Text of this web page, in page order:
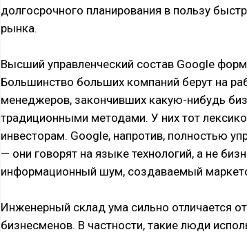
долгосрочного планирования в пользу
рынка.
Высший управленческий состав Google
Большинство больших компаний берут на
менеджеров, закончивших какую-нибудь
традиционными методами. У них тот
инвесторам. Google, напротив, полностью
— они говорят на языке технологий, а не
информационный шум, создаваемый
Инженерный склад ума сильно отличается
бизнесменов. В частности, такие люди